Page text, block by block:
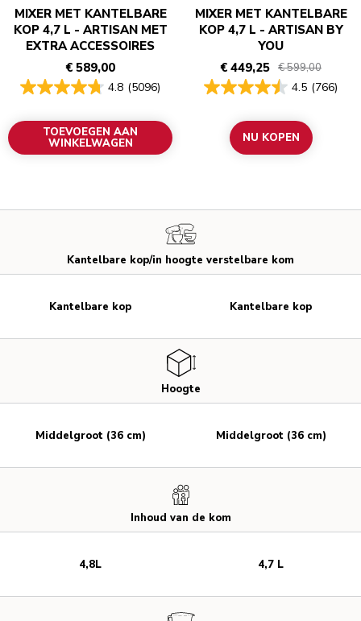
MIXER MET KANTELBARE
KOP 4,7 L - ARTISAN MET
EXTRA ACCESSOIRES
€ 589,00
4.8 (5096)
TOEVOEGEN AAN
WINKELWAGEN
MIXER MET KANTELBARE
KOP 4,7 L - ARTISAN BY
YOU
€ 449,25 € 599,00
4.5 (766)
NU KOPEN
Kantelbare kop/in hoogte verstelbare kom
Hoogte
Inhoud van de kom
Kantelbare kop
Middelgroot (36 cm)
4,8L
Kantelbare kop
Middelgroot (36 cm)
4,7 L